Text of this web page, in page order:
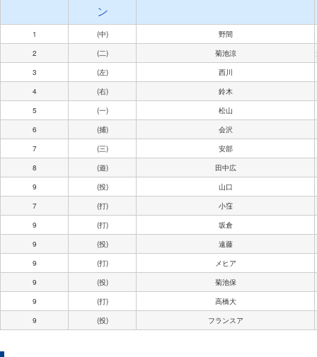
ン
1 (中)
野間
2
(二) 菊池涼
3
(左)
西川
4
(右)
鈴木
5
(一)
松山
6
(捕)
会沢
7
(三)
安部
8
(遊)
田中広
9
(投)
山口
7
(打)
小窪
9
(打)
坂倉
9
(投)
遠藤
9
(打)
メヒア
9
(投)
菊池保
9
(打)
高橋大
9
(投) フランスア